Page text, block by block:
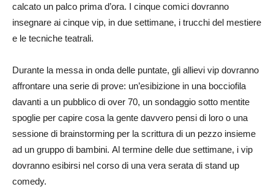
calcato un palco prima d’ora. I cinque comici dovranno
insegnare ai cinque vip, in due settimane, i trucchi del mestiere
e le tecniche teatrali.
Durante la messa in onda delle puntate, gli allievi vip dovranno
affrontare una serie di prove: un’esibizione in una bocciofila
davanti a un pubblico di over 70, un sondaggio sotto mentite
spoglie per capire cosa la gente davvero pensi di loro o una
sessione di brainstorming per la scrittura di un pezzo insieme
ad un gruppo di bambini. Al termine delle due settimane, i vip
dovranno esibirsi nel corso di una vera serata di stand up
comedy.